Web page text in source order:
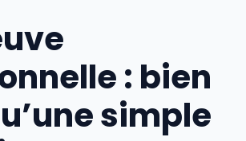
: bien
simple